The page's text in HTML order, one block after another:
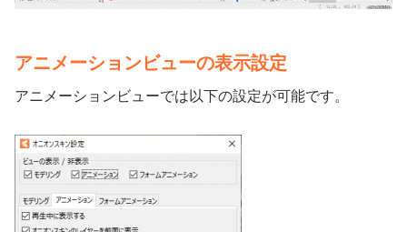
アニメーションビューの表示設定
アニメーションビューでは以下の設定が可能です。